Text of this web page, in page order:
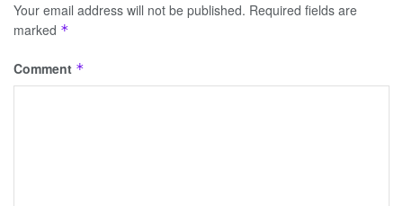
Your email address will not be published. Required fields are
marked *
Comment *